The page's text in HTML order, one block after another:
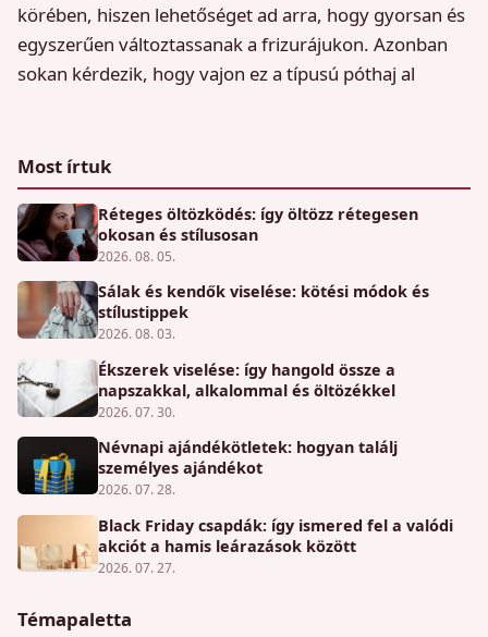
körében, hiszen lehetőséget ad arra, hogy gyorsan és
egyszerűen változtassanak a frizurájukon. Azonban
sokan kérdezik, hogy vajon ez a típusú póthaj al
Most írtuk
Réteges öltözködés: így öltözz rétegesen
okosan és stílusosan
2026. 08. 05.
Sálak és kendők viselése: kötési módok és
stílustippek
2026. 08. 03.
Ékszerek viselése: így hangold össze a
napszakkal, alkalommal és öltözékkel
2026. 07. 30.
Névnapi ajándékötletek: hogyan találj
személyes ajándékot
2026. 07. 28.
Black Friday csapdák: így ismered fel a valódi
akciót a hamis leárazások között
2026. 07. 27.
Témapaletta